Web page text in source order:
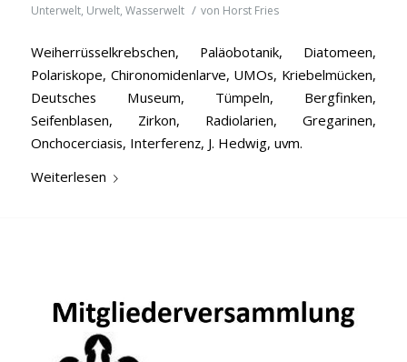
Unterwelt, Urwelt, Wasserwelt / von Horst Fries
Weiherrüsselkrebschen, Paläobotanik, Diatomeen,
Polariskope, Chironomidenlarve, UMOs, Kriebelmücken,
Deutsches Museum, Tümpeln, Bergfinken,
Seifenblasen, Zirkon, Radiolarien, Gregarinen,
Onchocerciasis, Interferenz, J. Hedwig, uvm.
Weiterlesen